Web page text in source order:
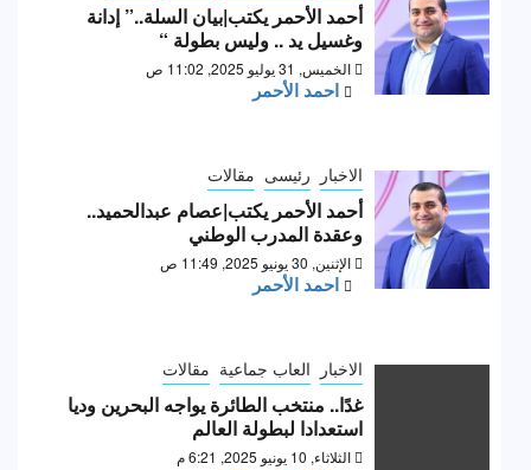
أحمد الأحمر يكتب|بيان السلة..” إدانة
وغسيل يد .. وليس بطولة “
الخميس, 31 يوليو 2025, 11:02 ص
احمد الأحمر
الاخبار رئيسى مقالات
أحمد الأحمر يكتب|عصام عبدالحميد..
وعقدة المدرب الوطني
الإثنين, 30 يونيو 2025, 11:49 ص
احمد الأحمر
الاخبار العاب جماعية مقالات
غدًا.. منتخب الطائرة يواجه البحرين وديا
استعدادا لبطولة العالم
الثلاثاء, 10 يونيو 2025, 6:21 م